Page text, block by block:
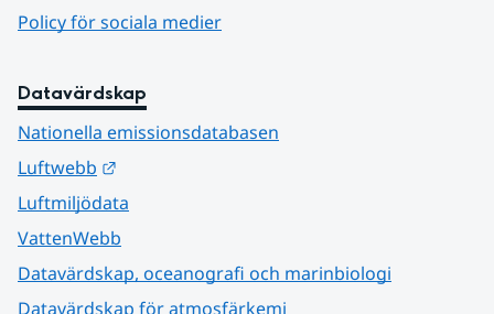
Policy för sociala medier
Datavärdskap
Nationella emissionsdatabasen
Luftwebb
Luftmiljödata
VattenWebb
Datavärdskap, oceanografi och marinbiologi
Datavärdskap för atmosfärkemi